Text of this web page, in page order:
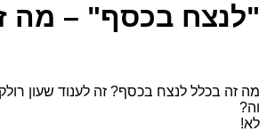
"לנצח בכסף" – מה
מה זה בכלל לנצח בכסף? זה לענוד שעון
וה?
לא!